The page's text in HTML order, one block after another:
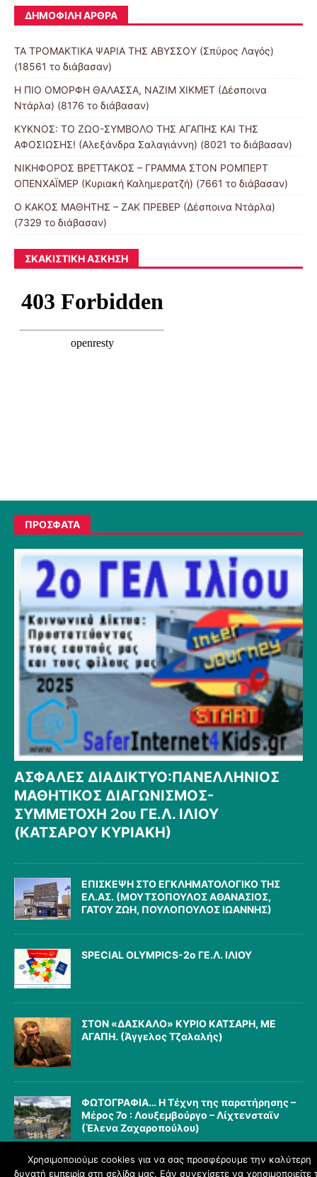
ΔΗΜΟΦΙΛΉ ΆΡΘΡΑ
ΤΑ ΤΡΟΜΑΚΤΙΚΑ ΨΑΡΙΑ ΤΗΣ ΑΒΥΣΣΟΥ (Σπύρος Λαγός)
(18561 το διάβασαν)
Η ΠΙΟ ΟΜΟΡΦΗ ΘΑΛΑΣΣΑ, ΝΑΖΙΜ ΧΙΚΜΕΤ (Δέσποινα
Ντάρλα) (8176 το διάβασαν)
ΚΥΚΝΟΣ: ΤΟ ΖΩΟ-ΣΥΜΒΟΛΟ ΤΗΣ ΑΓΑΠΗΣ ΚΑΙ ΤΗΣ
ΑΦΟΣΙΩΣΗΣ! (Αλεξάνδρα Σαλαγιάννη) (8021 το διάβασαν)
ΝΙΚΗΦΟΡΟΣ ΒΡΕΤΤΑΚΟΣ – ΓΡΑΜΜΑ ΣΤΟΝ ΡΟΜΠΕΡΤ
ΟΠΕΝΧΑΪΜΕΡ (Κυριακή Καλημερατζή) (7661 το διάβασαν)
Ο ΚΑΚΟΣ ΜΑΘΗΤΗΣ – ΖΑΚ ΠΡΕΒΕΡ (Δέσποινα Ντάρλα)
(7329 το διάβασαν)
ΣΚΑΚΙΣΤΙΚΉ ΆΣΚΗΣΗ
ΠΡΟΣΦΑΤΑ
ΑΣΦΑΛΕΣ ΔΙΑΔΙΚΤΥΟ:ΠΑΝΕΛΛΗΝΙΟΣ
ΜΑΘΗΤΙΚΟΣ ΔΙΑΓΩΝΙΣΜΟΣ-
ΣΥΜΜΕΤΟΧΗ 2ου ΓΕ.Λ. ΙΛΙΟΥ
(ΚΑΤΣΑΡΟΥ ΚΥΡΙΑΚΗ)
ΕΠΙΣΚΕΨΗ ΣΤΟ ΕΓΚΛΗΜΑΤΟΛΟΓΙΚΟ ΤΗΣ
ΕΛ.ΑΣ. (ΜΟΥΤΣΟΠΟΥΛΟΣ ΑΘΑΝΑΣΙΟΣ,
ΓΑΤΟΥ ΖΩΗ, ΠΟΥΛΟΠΟΥΛΟΣ ΙΩΑΝΝΗΣ)
SPECIAL OLYMPICS-2ο ΓΕ.Λ. ΙΛΙΟΥ
ΣΤΟΝ «ΔΑΣΚΑΛΟ» ΚΥΡΙΟ ΚΑΤΣΑΡΗ, ΜΕ
ΑΓΑΠΗ. (Άγγελος Τζαλαλής)
ΦΩΤΟΓΡΑΦΙΑ… Η Τέχνη της παρατήρησης –
Μέρος 7ο : Λουξεμβούργο – Λίχτενσταϊν
(Έλενα Ζαχαροπούλου)
Χρησιμοποιούμε cookies για να σας προσφέρουμε την καλύτερη
δυνατή εμπειρία στη σελίδα μας. Εάν συνεχίσετε να χρησιμοποιείτε